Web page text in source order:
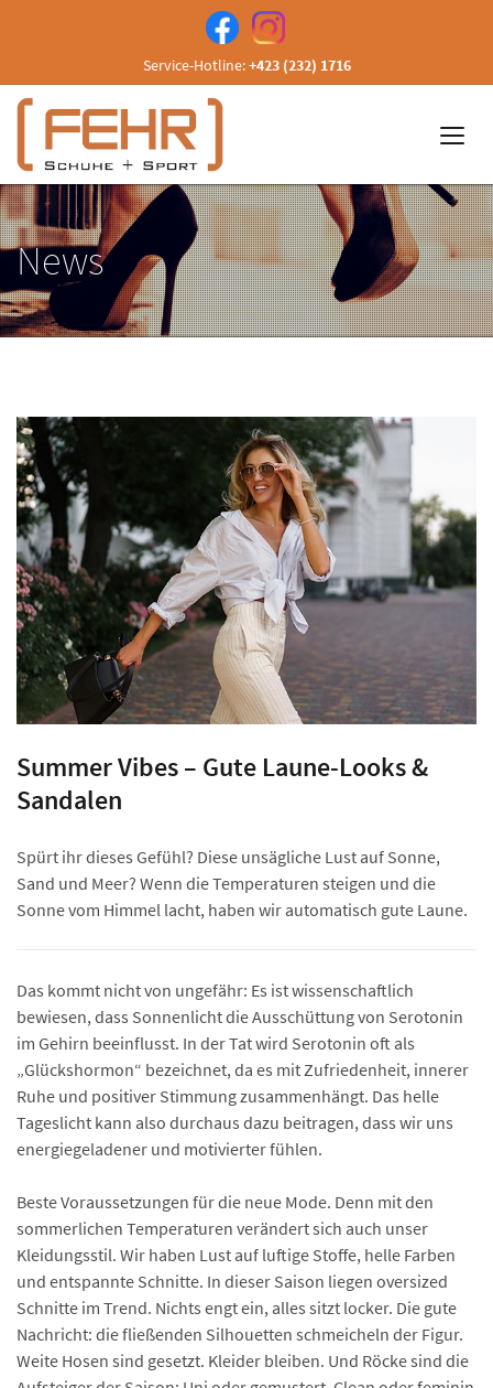
Service-Hotline:+423 (232) 1716
News
Summer Vibes – Gute Laune-Looks &
Sandalen
Spürt ihr dieses Gefühl? Diese unsägliche Lust auf Sonne,
Sand und Meer? Wenn die Temperaturen steigen und die
Sonne vom Himmel lacht, haben wir automatisch gute Laune.
Das kommt nicht von ungefähr: Es ist wissenschaftlich
bewiesen, dass Sonnenlicht die Ausschüttung von Serotonin
im Gehirn beeinflusst. In der Tat wird Serotonin oft als
„Glückshormon“ bezeichnet, da es mit Zufriedenheit, innerer
Ruhe und positiver Stimmung zusammenhängt. Das helle
Tageslicht kann also durchaus dazu beitragen, dass wir uns
energiegeladener und motivierter fühlen.
Beste Voraussetzungen für die neue Mode. Denn mit den
sommerlichen Temperaturen verändert sich auch unser
Kleidungsstil. Wir haben Lust auf luftige Stoffe, helle Farben
und entspannte Schnitte. In dieser Saison liegen oversized
Schnitte im Trend. Nichts engt ein, alles sitzt locker. Die gute
Nachricht: die fließenden Silhouetten schmeicheln der Figur.
Weite Hosen sind gesetzt. Kleider bleiben. Und Röcke sind die